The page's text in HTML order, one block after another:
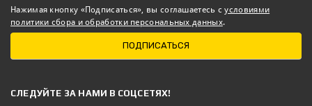
Нажимая кнопку «Подписаться», вы соглашаетесь сусловиями
политики сбора и обработки персональных данных.
ПОДПИСАТЬСЯ
CЛЕДУЙТЕ ЗА НАМИ В СОЦСЕТЯХ!